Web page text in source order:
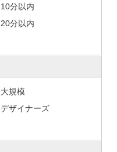
10分以内
20分以内
大規模
デザイナーズ